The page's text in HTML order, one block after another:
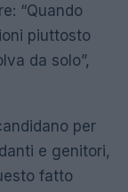
“Quando
piuttosto
da solo”,
per
e genitori,
fatto